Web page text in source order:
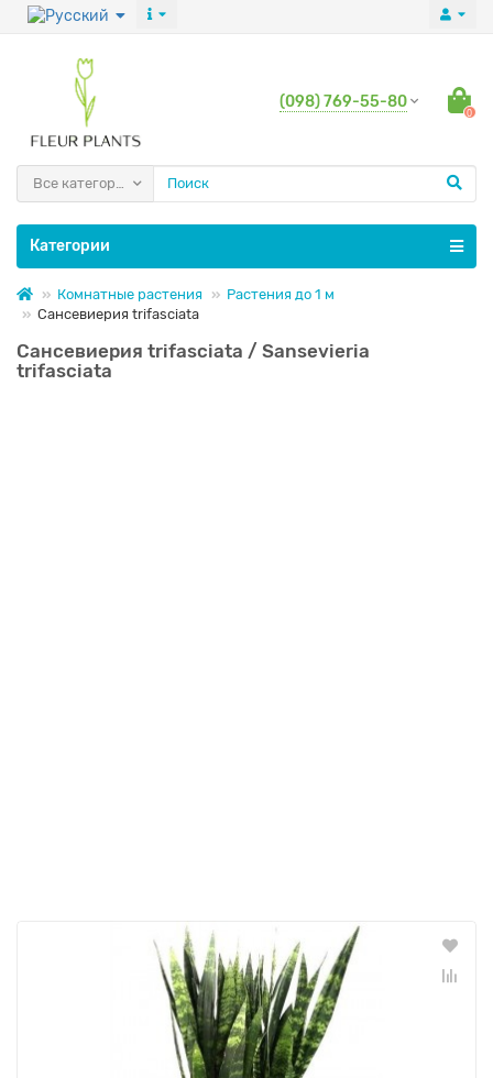
(098) 769-55-80
0
Все категории
Категории
Комнатные растения
Растения до 1 м
Сансевиерия trifasciata
Сансевиерия trifasciata / Sansevieria
trifasciata